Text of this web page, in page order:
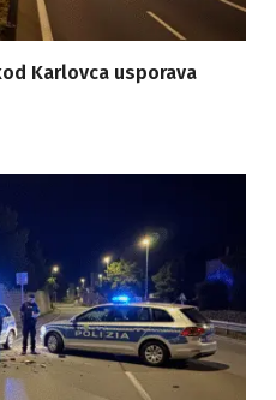
Karlovca usporava